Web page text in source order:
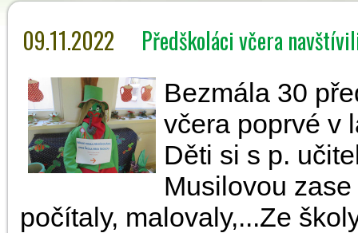
09.11.2022 Předškoláci včera
Bezmála 30
včera poprvé v
Děti si s p.
Musilovou
počítaly, malovaly,...Ze